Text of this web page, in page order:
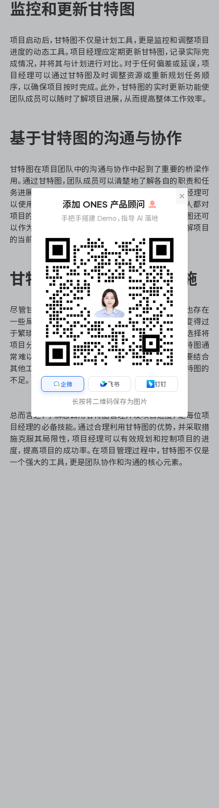
监控和更新甘特图
项目启动后，甘特图不仅是计划工具，更是监控和调整项目
进度的动态工具。项目经理应定期更新甘特图，记录实际完
成情况，并将其与计划进行对比。对于任何偏差或延误，项
目经理可以通过甘特图及时调整资源或重新规划任务顺
序，以确保项目按时完成。此外，甘特图的实时更新功能使
团队成员可以随时了解项目进展，从而提高整体工作效率。
基于甘特图的沟通与协作
甘特图在项目团队中的沟通与协作中起到了重要的桥梁作
用。通过甘特图，团队成员可以清楚地了解各自的职责和任
务进展情况，从而避免信息不对称带来的问题。项目经理可
以使用甘特图与团队成员进行定期沟通，确保所有人都对
项目的进展和任务优先级有清晰的理解。此外，甘特图还可
以作为与利益相关者沟通的有效工具，帮助他们了解项目
的当前状态和预期完成时间。
甘特图的局限性及应对措施
尽管甘特图在项目进度管理中有着诸多优势，但它也存在
一些局限性。首先，对于复杂的项目，甘特图可能会变得过
于繁琐和难以管理。为应对这一问题，项目经理可以选择将
项目分解为多个子项目，分别创建甘特图。此外，甘特图通
常难以处理任务间的非线性依赖关系，项目经理需要结合
其他工具和方法，如关键路径法或网络图，来弥补甘特图的
不足。
总而言之，了解怎么用甘特图管理开发项目进度，是每位项
目经理的必备技能。通过合理利用甘特图的优势，并采取措
施克服其局限性，项目经理可以有效规划和控制项目的进
度，提高项目的成功率。在项目管理过程中，甘特图不仅是
一个强大的工具，更是团队协作和沟通的核心元素。
×
添加 ONES 产品顾问
手把手搭建 Demo，指导 AI 落地
企微 飞书 钉钉
长按将二维码保存为图片